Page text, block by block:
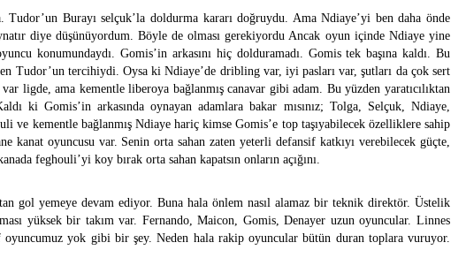
Tudor’un Burayı selçuk’la doldurma kararı doğruydu. Ama Ndiaye’yi ben daha önde
diye düşünüyordum. Böyle de olması gerekiyordu Ancak oyun içinde Ndiaye yine
konumundaydı. Gomis’in arkasını hiç dolduramadı. Gomis tek başına kaldı. Bu
Tudor’un tercihiydi. Oysa ki Ndiaye’de dribling var, iyi pasları var, şutları da çok sert
ligde, ama kementle liberoya bağlanmış canavar gibi adam. Bu yüzden yaratıcılıktan
ki Gomis’in arkasında oynayan adamlara bakar mısınız; Tolga, Selçuk, Ndiaye,
ve kementle bağlanmış Ndiaye hariç kimse Gomis’e top taşıyabilecek özelliklere sahip
kanat oyuncusu var. Senin orta sahan zaten yeterli defansif katkıyı verebilecek güçte,
feghouli’yi koy bırak orta sahan kapatsın onların açığını.
gol yemeye devam ediyor. Buna hala önlem nasıl alamaz bir teknik direktör. Üstelik
yüksek bir takım var. Fernando, Maicon, Gomis, Denayer uzun oyuncular. Linnes
oyuncumuz yok gibi bir şey. Neden hala rakip oyuncular bütün duran toplara vuruyor.